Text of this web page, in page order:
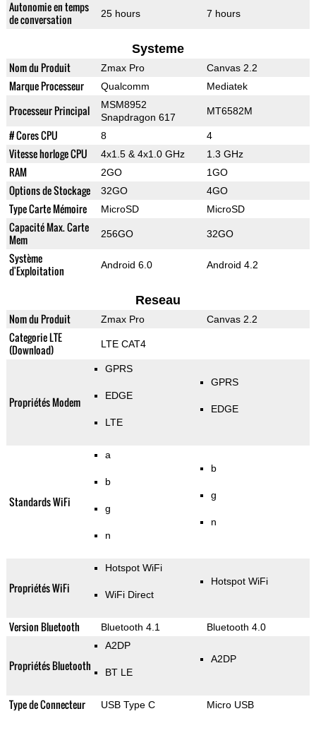
Autonomie en temps
de conversation
25 hours 7 hours
Systeme
Nom du Produit Zmax Pro Canvas 2.2
Marque Processeur Qualcomm Mediatek
Processeur Principal
MSM8952
Snapdragon 617
MT6582M
# Cores CPU 8 4
Vitesse horloge CPU 4x1.5 & 4x1.0 GHz 1.3 GHz
RAM 2GO 1GO
Options de Stockage 32GO 4GO
Type Carte Mémoire MicroSD MicroSD
Capacité Max. Carte
Mem
256GO 32GO
Système
d'Exploitation
Android 6.0 Android 4.2
Reseau
Nom du Produit Zmax Pro Canvas 2.2
Categorie LTE
(Download)
LTE CAT4
Propriétés Modem
GPRS
EDGE
LTE
GPRS
EDGE
Standards WiFi
a
b
g
n
b
g
n
Propriétés WiFi
Hotspot WiFi
WiFi Direct
Hotspot WiFi
Version Bluetooth Bluetooth 4.1 Bluetooth 4.0
Propriétés Bluetooth
A2DP
BT LE
A2DP
Type de Connecteur USB Type C Micro USB